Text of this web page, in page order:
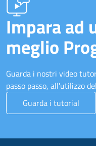
Impara ad
meglio
Guarda i nostri video
passo passo, all'utilizzo
Guarda i tutorial